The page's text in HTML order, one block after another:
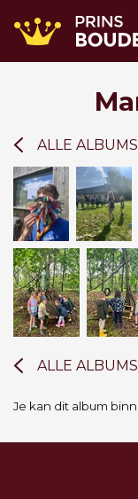
ALLE ALBUMS
ALLE ALBUMS
Je kan dit album